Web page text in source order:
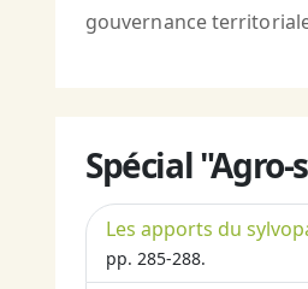
gouvernance
Spécial
Les apports du
pp. 285-288.